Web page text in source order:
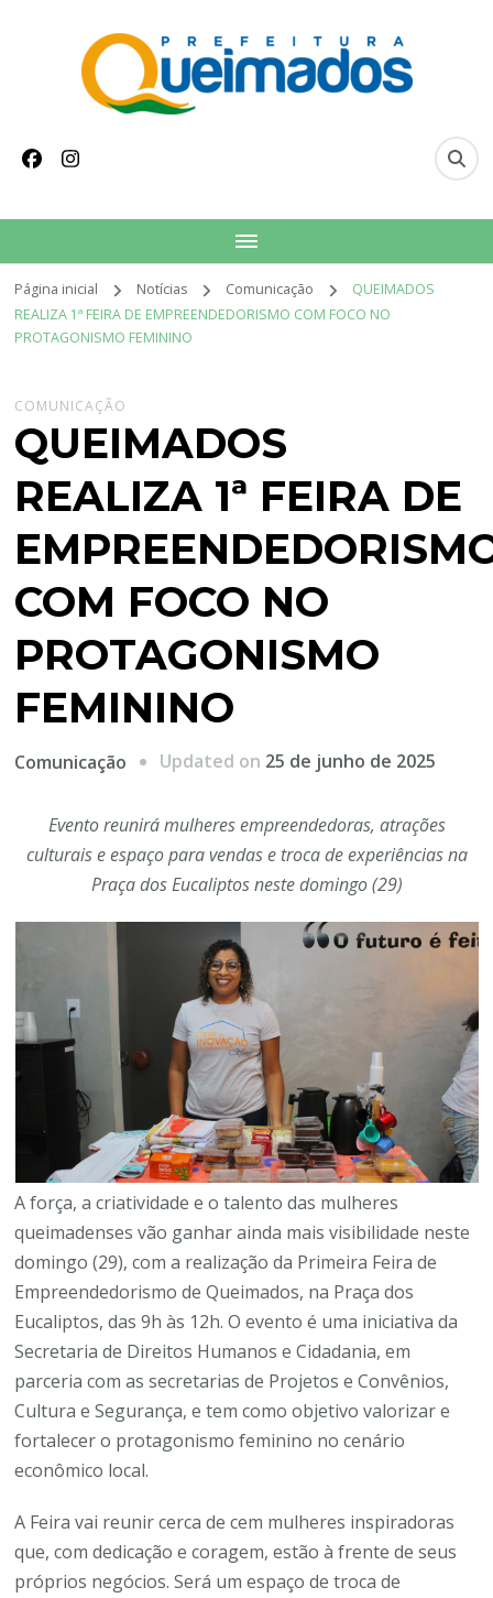
Prefeitura Municipal
Página inicial Notícias Comunicação
QUEIMADOS
REALIZA 1ª FEIRA DE EMPREENDEDORISMO COM FOCO NO
PROTAGONISMO FEMININO
COMUNICAÇÃO
QUEIMADOS
REALIZA 1ª FEIRA DE
COM FOCO NO
PROTAGONISMO
FEMININO
Comunicação Updated on 25 de junho de 2025
Evento reunirá mulheres empreendedoras, atrações
culturais e espaço para vendas e troca de experiências na
Praça dos Eucaliptos neste domingo (29)
A força, a criatividade e o talento das mulheres
queimadenses vão ganhar ainda mais visibilidade neste
domingo (29), com a realização da Primeira Feira de
Empreendedorismo de Queimados, na Praça dos
Eucaliptos, das 9h às 12h. O evento é uma iniciativa da
Secretaria de Direitos Humanos e Cidadania, em
parceria com as secretarias de Projetos e Convênios,
Cultura e Segurança, e tem como objetivo valorizar e
fortalecer o protagonismo feminino no cenário
econômico local.
A Feira vai reunir cerca de cem mulheres inspiradoras
que, com dedicação e coragem, estão à frente de seus
próprios negócios. Será um espaço de troca de